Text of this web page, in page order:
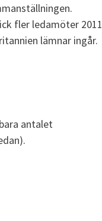
fler ledamöter 2011
lämnar ingår.
antalet